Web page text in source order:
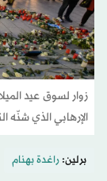
زوار لسوق عيد
الإرهابي الذي شنّه التونسي
برلين:راغدة بهنام